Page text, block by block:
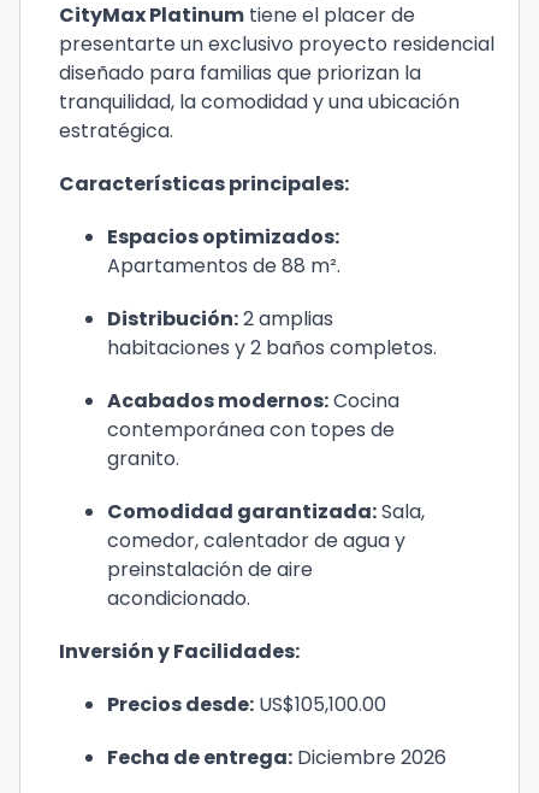
CityMax Platinum tiene el placer de
presentarte un exclusivo proyecto residencial
diseñado para familias que priorizan la
tranquilidad, la comodidad y una ubicación
estratégica.
Características principales:
Espacios optimizados:
Apartamentos de 88 m².
Distribución:2 amplias
habitaciones y 2 baños completos.
Acabados modernos:Cocina
contemporánea con topes de
granito.
Comodidad garantizada:Sala,
comedor, calentador de agua y
preinstalación de aire
acondicionado.
Inversión y Facilidades:
Precios desde: US$105,100.00
Fecha de entrega: Diciembre 2026